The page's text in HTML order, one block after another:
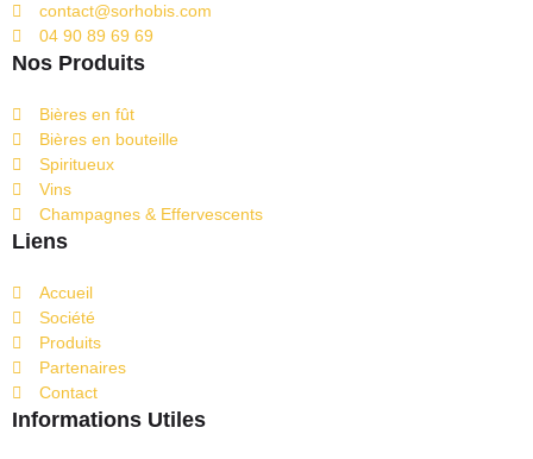
contact@sorhobis.com
04 90 89 69 69
Nos Produits
Bières en fût
Bières en bouteille
Spiritueux
Vins
Champagnes & Effervescents
Liens
Accueil
Société
Produits
Partenaires
Contact
Informations Utiles